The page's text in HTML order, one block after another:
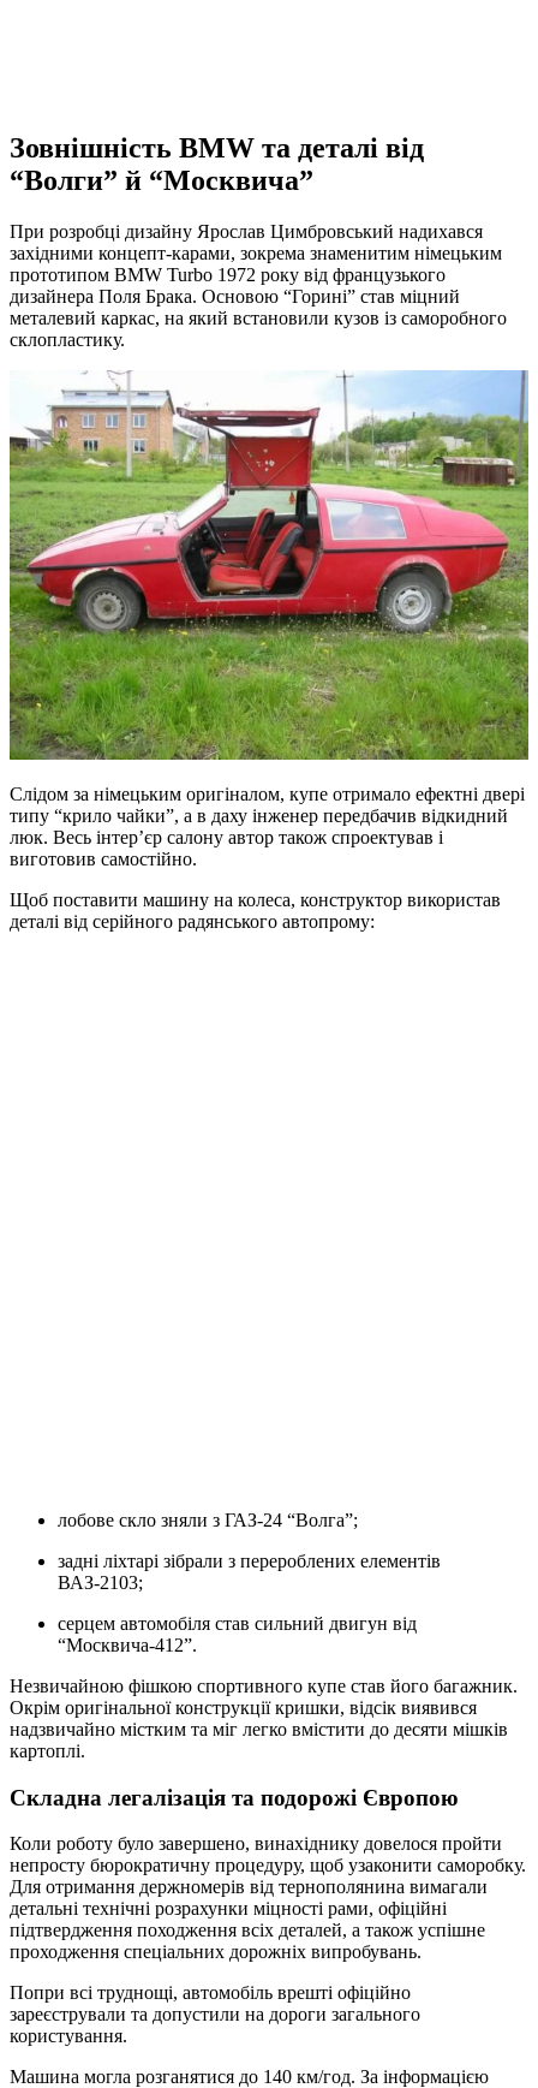
Зовнішність BMW та деталі від
“Волги” й “Москвича”
При розробці дизайну Ярослав Цимбровський надихався
західними концепт-карами, зокрема знаменитим німецьким
прототипом BMW Turbo 1972 року від французького
дизайнера Поля Брака. Основою “Горині” став міцний
металевий каркас, на який встановили кузов із саморобного
склопластику.
Слідом за німецьким оригіналом, купе отримало ефектні двері
типу “крило чайки”, а в даху інженер передбачив відкидний
люк. Весь інтер’єр салону автор також спроектував і
виготовив самостійно.
Щоб поставити машину на колеса, конструктор використав
деталі від серійного радянського автопрому:
лобове скло зняли з ГАЗ-24 “Волга”;
задні ліхтарі зібрали з перероблених елементів
ВАЗ-2103;
серцем автомобіля став сильний двигун від
“Москвича-412”.
Незвичайною фішкою спортивного купе став його багажник.
Окрім оригінальної конструкції кришки, відсік виявився
надзвичайно містким та міг легко вмістити до десяти мішків
картоплі.
Складна легалізація та подорожі Європою
Коли роботу було завершено, винахіднику довелося пройти
непросту бюрократичну процедуру, щоб узаконити саморобку.
Для отримання держномерів від тернополянина вимагали
детальні технічні розрахунки міцності рами, офіційні
підтвердження походження всіх деталей, а також успішне
проходження спеціальних дорожніх випробувань.
Попри всі труднощі, автомобіль врешті офіційно
зареєстрували та допустили на дороги загального
користування.
Машина могла розганятися до 140 км/год. За інформацією